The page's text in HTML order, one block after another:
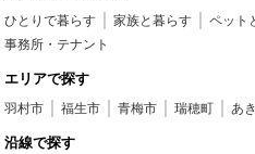
ひとりで暮らす 家族と暮らす ペット
事務所・テナント
エリアで探す
羽村市 福生市 青梅市 瑞穂町 あ
沿線で探す